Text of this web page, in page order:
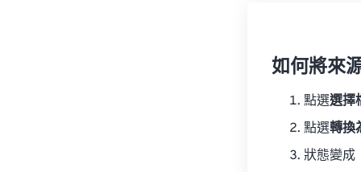
如何將來
點選選擇
點選轉換
狀態變成